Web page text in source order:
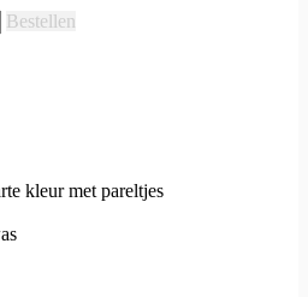
Bestellen
kleur met pareltjes